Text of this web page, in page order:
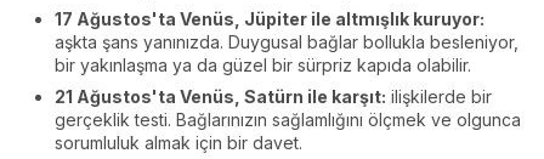
17 Ağustos'ta Venüs, Jüpiter ile altmışlık kuruyor:
aşkta şans yanınızda. Duygusal bağlar bollukla besleniyor,
bir yakınlaşma ya da güzel bir sürpriz kapıda olabilir.
21 Ağustos'ta Venüs, Satürn ile karşıt: ilişkilerde bir
gerçeklik testi. Bağlarınızın sağlamlığını ölçmek ve olgunca
sorumluluk almak için bir davet.